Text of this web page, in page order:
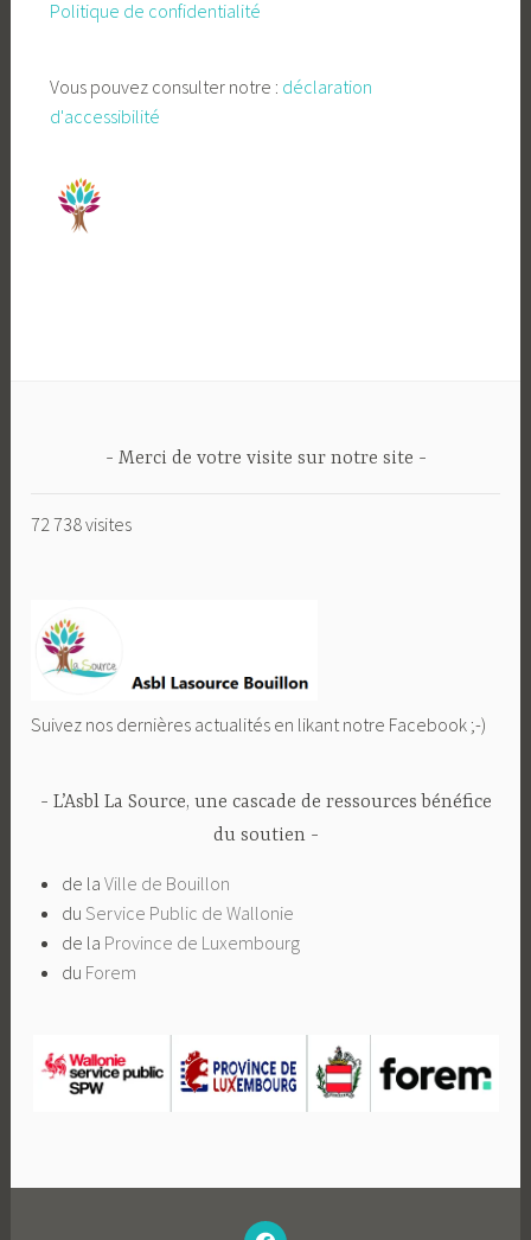
Politique de confidentialité
Vous pouvez consulter notre : déclaration
d'accessibilité
Merci de votre visite sur notre site
72 738 visites
Suivez nos dernières actualités en likant notre Facebook ;-)
L’Asbl La Source, une cascade de ressources bénéfice
du soutien
de la Ville de Bouillon
du Service Public de Wallonie
de la Province de Luxembourg
du Forem